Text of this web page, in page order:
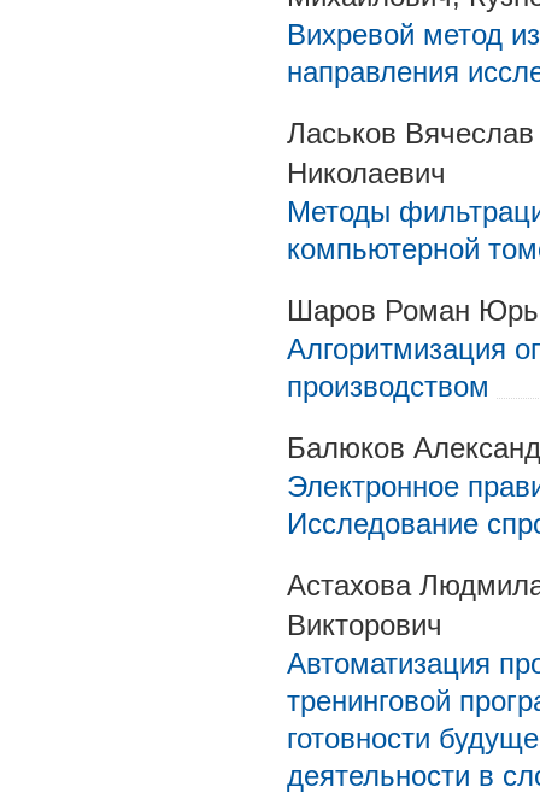
Вихревой метод
направления
Ласьков
Николаевич
Методы
компьютерной
Шаров Роман
Алгоритмизация
производством
Балюков
Электронное
Исследование
Астахова
Викторович
Автоматизация
тренинговой
готовности
деятельности в